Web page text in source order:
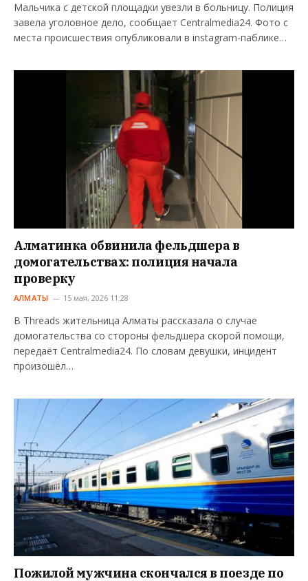
Мальчика с детской площадки увезли в больницу. Полиция
завела уголовное дело, сообщает Centralmedia24. Фото с
места происшествия опубликовали в instagram-паблике…
Алматинка обвинила фельдшера в
домогательствах: полиция начала
проверку
АЛМАТЫ 15 мая, 2026 11:28
В Threads жительница Алматы рассказала о случае
домогательства со стороны фельдшера скорой помощи,
передаёт Centralmedia24. По словам девушки, инцидент
произошёл…
Пожилой мужчина скончался в поезде по